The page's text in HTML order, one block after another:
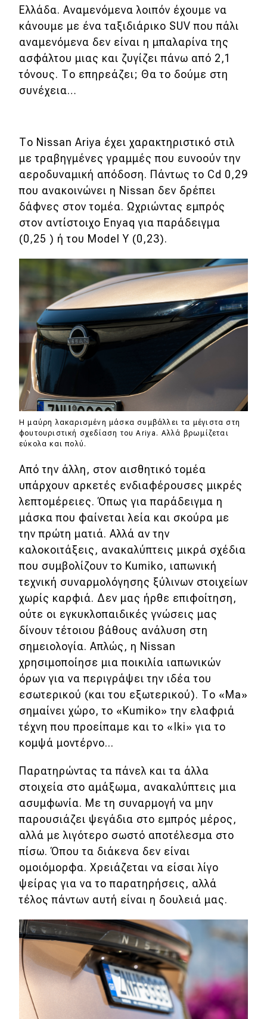
Ελλάδα. Αναμενόμενα λοιπόν έχουμε να
κάνουμε με ένα ταξιδιάρικο SUV που πάλι
αναμενόμενα δεν είναι η μπαλαρίνα της
ασφάλτου μιας και ζυγίζει πάνω από 2,1
τόνους. Το επηρεάζει; Θα το δούμε στη
συνέχεια…
Το Nissan Ariya έχει χαρακτηριστικό στιλ
με τραβηγμένες γραμμές που ευνοούν την
αεροδυναμική απόδοση. Πάντως το Cd 0,29
που ανακοινώνει η Nissan δεν δρέπει
δάφνες στον τομέα. Ωχριώντας εμπρός
στον αντίστοιχο Enyaq για παράδειγμα
(0,25 ) ή του Model Y (0,23).
Η μαύρη λακαρισμένη μάσκα συμβάλλει τα μέγιστα στη
φουτουριστική σχεδίαση του Ariya. Αλλά βρωμίζεται
εύκολα και πολύ.
Από την άλλη, στον αισθητικό τομέα
υπάρχουν αρκετές ενδιαφέρουσες μικρές
λεπτομέρειες. Όπως για παράδειγμα η
μάσκα που φαίνεται λεία και σκούρα με
την πρώτη ματιά. Αλλά αν την
καλοκοιτάξεις, ανακαλύπτεις μικρά σχέδια
που συμβολίζουν το Kumiko, ιαπωνική
τεχνική συναρμολόγησης ξύλινων στοιχείων
χωρίς καρφιά. Δεν μας ήρθε επιφοίτηση,
ούτε οι εγκυκλοπαιδικές γνώσεις μας
δίνουν τέτοιου βάθους ανάλυση στη
σημειολογία. Απλώς, η Nissan
χρησιμοποίησε μια ποικιλία ιαπωνικών
όρων για να περιγράψει την ιδέα του
εσωτερικού (και του εξωτερικού). Το «Ma»
σημαίνει χώρο, το «Kumiko» την ελαφριά
τέχνη που προείπαμε και το «Iki» για το
κομψά μοντέρνο...
Παρατηρώντας τα πάνελ και τα άλλα
στοιχεία στο αμάξωμα, ανακαλύπτεις μια
ασυμφωνία. Με τη συναρμογή να μην
παρουσιάζει ψεγάδια στο εμπρός μέρος,
αλλά με λιγότερο σωστό αποτέλεσμα στο
πίσω. Όπου τα διάκενα δεν είναι
ομοιόμορφα. Χρειάζεται να είσαι λίγο
ψείρας για να το παρατηρήσεις, αλλά
τέλος πάντων αυτή είναι η δουλειά μας.